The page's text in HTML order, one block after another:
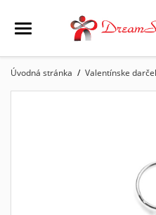
Úvodná stránka Valentínske